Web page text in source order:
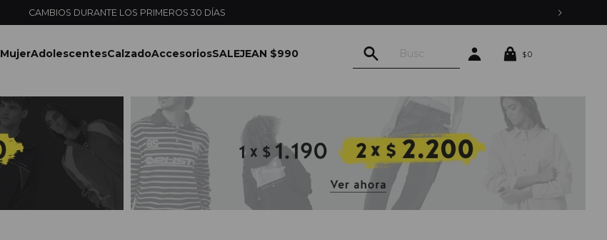
CAMBIOS DURANTE LOS PRIMEROS 30 DÍAS
MujerAdolescentesCalzadoAccesoriosSALEJEAN $990 $0